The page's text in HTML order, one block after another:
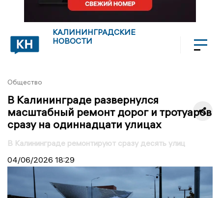
КАЛИНИНГРАДСКИЕ
НОВОСТИ
Общество
В Калининграде развернулся
масштабный ремонт дорог и тротуаров
сразу на одиннадцати улицах
В Калининграде ремонтируют сразу десять улиц
04/06/2026 18:29